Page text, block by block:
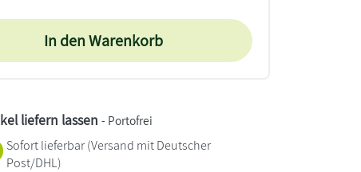
In den Warenkorb
liefern lassen - Portofrei
Sofort lieferbar(Versand mit Deutscher
Post/DHL)